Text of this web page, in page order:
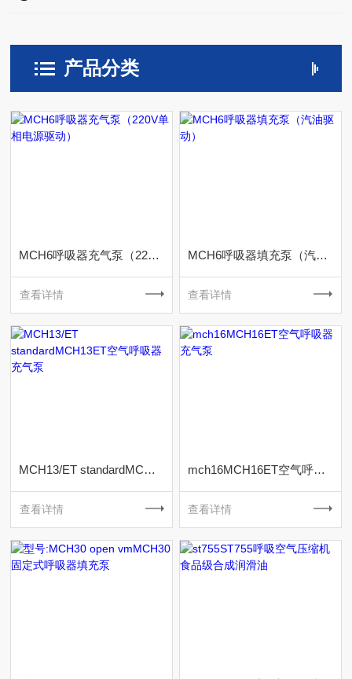
产品分类
MCH6呼吸器充气泵（220V单相电源驱动）
查看详情
MCH6呼吸器填充泵（汽油驱动）
查看详情
MCH13/ET standardMCH13ET空气呼吸器充气泵
查看详情
mch16MCH16ET空气呼吸器充气泵
查看详情